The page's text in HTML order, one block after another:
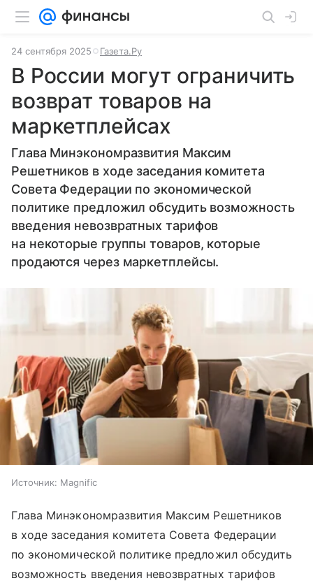
24 сентября 2025 Газета.Ру
В России могут ограничить
возврат товаров на
маркетплейсах
Глава Минэкономразвития Максим
Решетников в ходе заседания комитета
Совета Федерации по экономической
политике предложил обсудить возможность
введения невозвратных тарифов
на некоторые группы товаров, которые
продаются через маркетплейсы.
Источник: Magnific
Глава Минэкономразвития Максим Решетников
в ходе заседания комитета Совета Федерации
по экономической политике предложил обсудить
возможность введения невозвратных тарифов